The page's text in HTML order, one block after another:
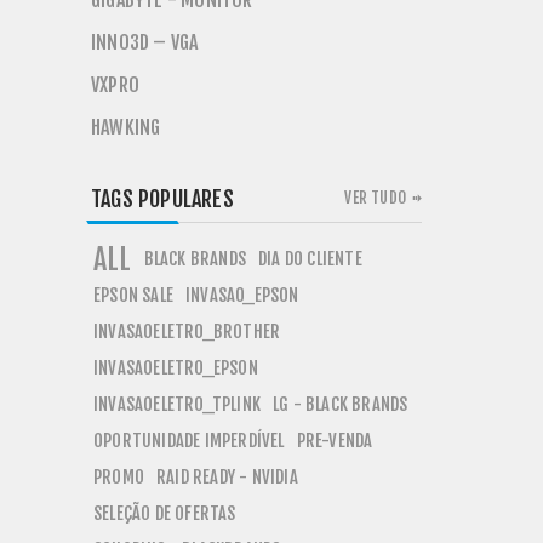
INNO3D – VGA
VXPRO
HAWKING
TAGS POPULARES
ALL BLACK BRANDS DIA DO CLIENTE
EPSON SALE INVASAO_EPSON
INVASAOELETRO_BROTHER
INVASAOELETRO_EPSON
INVASAOELETRO_TPLINK LG - BLACK BRANDS
OPORTUNIDADE IMPERDÍVEL PRE-VENDA
PROMO
RAID READY - NVIDIA
SELEÇÃO DE OFERTAS
VER TUDO